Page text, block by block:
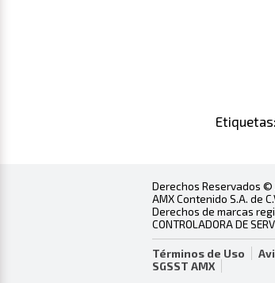
Etiquetas:
Derechos Reservados ©
AMX Contenido S.A. de
Derechos de marcas
CONTROLADORA DE
Términos de Uso
SGSST AMX